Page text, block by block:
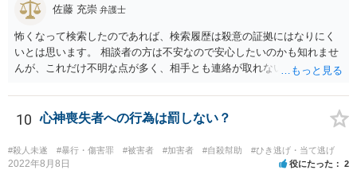
し、うっかり「ﾀﾋね」とか書き込むと、自殺教唆罪が成立する可能性
がありますので気をつけてください。無視と運営への通報が現実的な
対応でしょう。
佐藤 充崇 弁護士
怖くなって検索したのであれば、検索履歴は殺意の証拠にはなりにく
いとは思います。 相談者の方は不安なので安心したいのかも知れませ
んが、これだけ不明な点が多く、相手とも連絡が取れないとなると、
しますが・・・ それでもどうしても気になるようなら、弁護士に予約
取って相談すべきです。 正直、今後こういうことをしないよう気を付
けて、あとは警察が来たり民事訴訟の訴状等が家に届いたらその時考
えるしかないように思います。
10 心神喪失者への行為は罰しない？
#殺人未遂 #暴行・傷害罪 #被害者 #加害者 #自殺幇助 #ひき逃げ・当て逃げ
2022年8月8日 役にたった 2